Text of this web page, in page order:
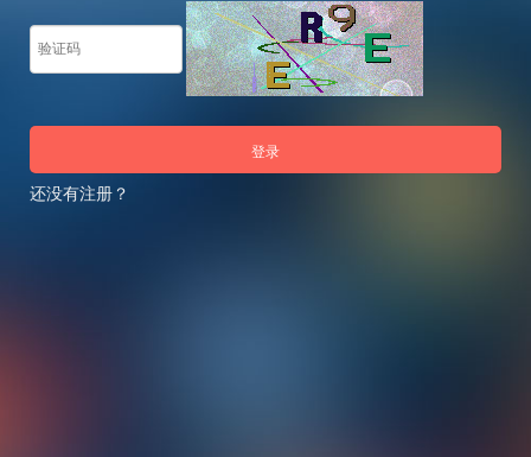
登录
还没有注册？